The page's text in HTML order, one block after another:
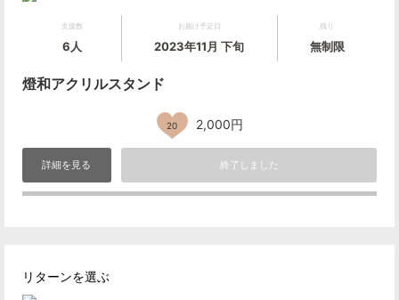
支援数
6人
お届け予定日
2023年11月 下旬
残り
無制限
燈和アクリルスタンド
20 2,000円
詳細を見る 終了しました
リターンを選ぶ